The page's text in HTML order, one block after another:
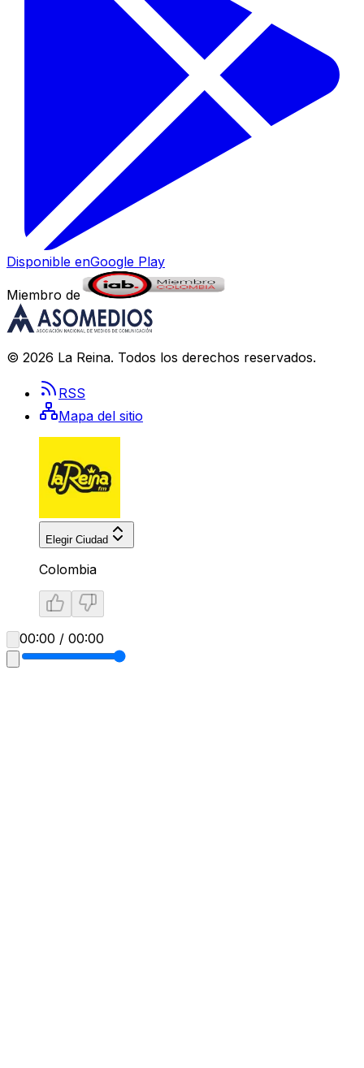
Disponible enGoogle Play
Miembro de
© 2026 La Reina. Todos los derechos reservados.
RSS
Mapa del sitio
Elegir Ciudad
Colombia
00:00 / 00:00